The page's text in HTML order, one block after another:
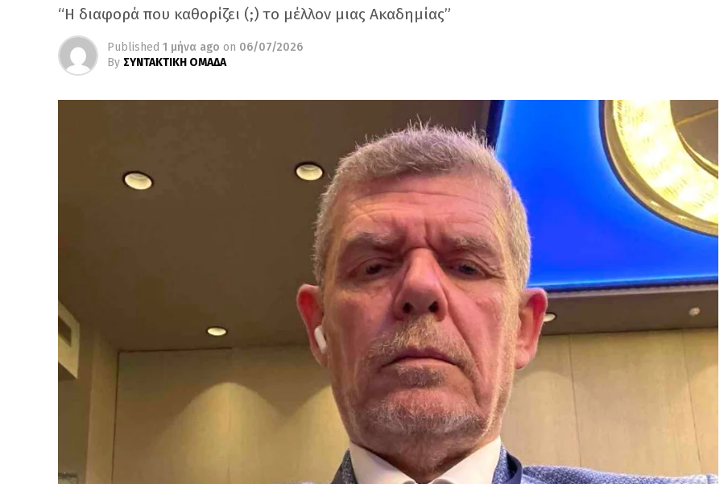
“Η διαφορά που καθορίζει (;) το μέλλον μιας Ακαδημίας”
Published 1 μήνα ago on 06/07/2026
By ΣΥΝΤΑΚΤΙΚΗ ΟΜΑΔΑ